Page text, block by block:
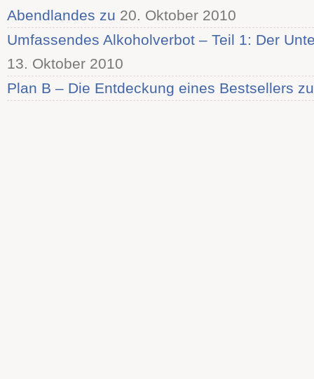
Abendlandes zu 20. Oktober 2010
Umfassendes Alkoholverbot – Teil 1: Der
13. Oktober 2010
Plan B – Die Entdeckung eines Bestsellers zu